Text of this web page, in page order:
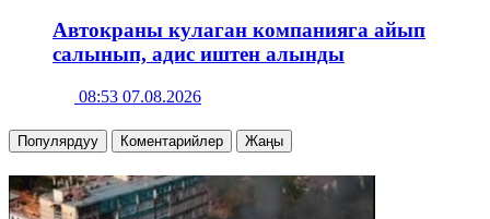
Автокраны кулаган компанияга айып
салынып, адис иштен алынды
08:53 07.08.2026
Популярдуу Коментарийлер Жаңы